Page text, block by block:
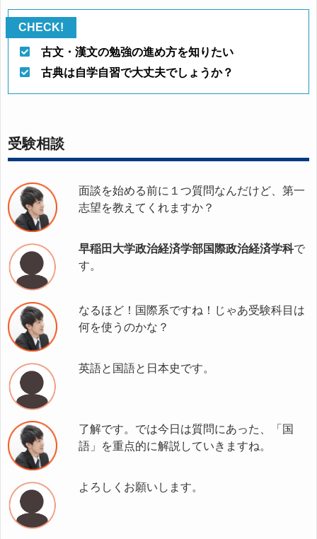
古文・漢文の勉強の進め方を知りたい
古典は自学自習で大丈夫でしょうか？
受験相談
面談を始める前に１つ質問なんだけど、第一
志望を教えてくれますか？
早稲田大学政治経済学部国際政治経済学科で
す。
なるほど！国際系ですね！じゃあ受験科目は
何を使うのかな？
英語と国語と日本史です。
了解です。では今日は質問にあった、「国
語」を重点的に解説していきますね。
よろしくお願いします。